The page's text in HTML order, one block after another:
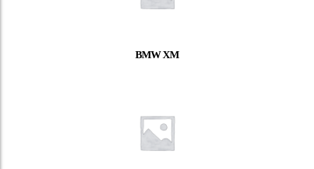
BMW XM